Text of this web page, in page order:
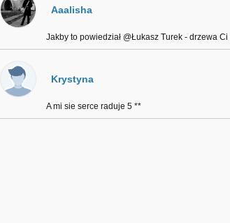
Aaalisha
Jakby to powiedział @Łukasz Turek - drzewa
Krystyna
A mi sie serce raduje 5 **